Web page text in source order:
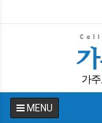
가
캘리포
MENU